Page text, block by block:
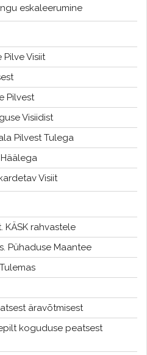
eskaleerumine
Pilve Visiit
Pilvest
Visiidist
Pilvest Tulega
Häälega
Visiit
KÄSK rahvastele
Pühaduse Maantee
äravõtmisest
koguduse peatsest